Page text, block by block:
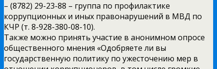
– (8782) 29-23-88 – группа по профилактике
коррупционных и иных правонарушений в МВД по
КЧР (т. 8-928-380-08-10).
Также можно принять участие в анонимном опросе
общественного мнения «Одобряете ли вы
государственную политику по ужесточению мер в